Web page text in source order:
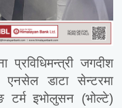
प्रविधिमन्त्री जगदीश
डाटा सेन्टरमा
इभोलुसन (भोल्टे)